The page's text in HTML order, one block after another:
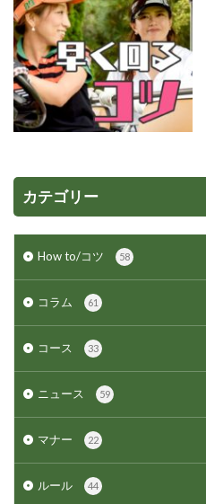
カテゴリー
How to/コツ 58
コラム 61
コース 33
ニュース 59
マナー 22
ルール 44